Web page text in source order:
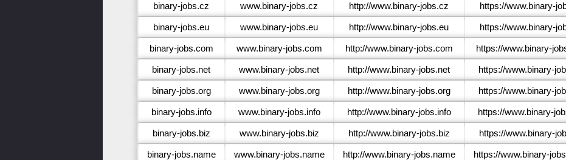
binary-jobs.cz www.binary-jobs.cz http://www.binary-jobs.cz https://www.binary-
binary-jobs.eu www.binary-jobs.eu http://www.binary-jobs.eu https://www.binary-
binary-jobs.com www.binary-jobs.com http://www.binary-jobs.com https://www.binary-
binary-jobs.net www.binary-jobs.net http://www.binary-jobs.net https://www.binary-
binary-jobs.org www.binary-jobs.org http://www.binary-jobs.org https://www.binary-
binary-jobs.info www.binary-jobs.info http://www.binary-jobs.info https://www.binary-
binary-jobs.biz www.binary-jobs.biz http://www.binary-jobs.biz https://www.binary-
binary-jobs.name www.binary-jobs.name http://www.binary-jobs.name https://www.binary-